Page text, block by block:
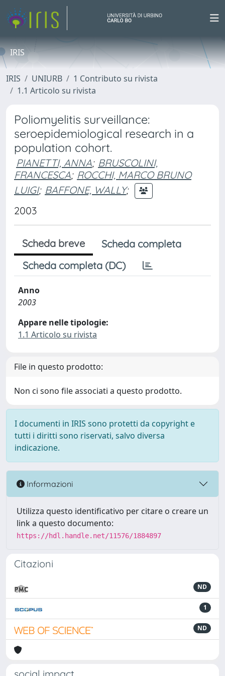
IRIS
IRIS UNIURB
1 Contributo su rivista
1.1 Articolo su rivista
Poliomyelitis surveillance:
seroepidemiological research in a
population cohort.
PIANETTI, ANNA; BRUSCOLINI,
FRANCESCA; ROCCHI, MARCO BRUNO
LUIGI; BAFFONE, WALLY;
2003
Scheda breve
Scheda completa
Scheda completa (DC)
Anno
2003
Appare nelle tipologie:
1.1 Articolo su rivista
File in questo prodotto:
Non ci sono file associati a questo prodotto.
I documenti in IRIS sono protetti da copyright e
tutti i diritti sono riservati, salvo diversa
indicazione.
Informazioni
Utilizza questo identificativo per citare o creare un
link a questo documento:
https://hdl.handle.net/11576/1884897
Citazioni
ND
1
ND